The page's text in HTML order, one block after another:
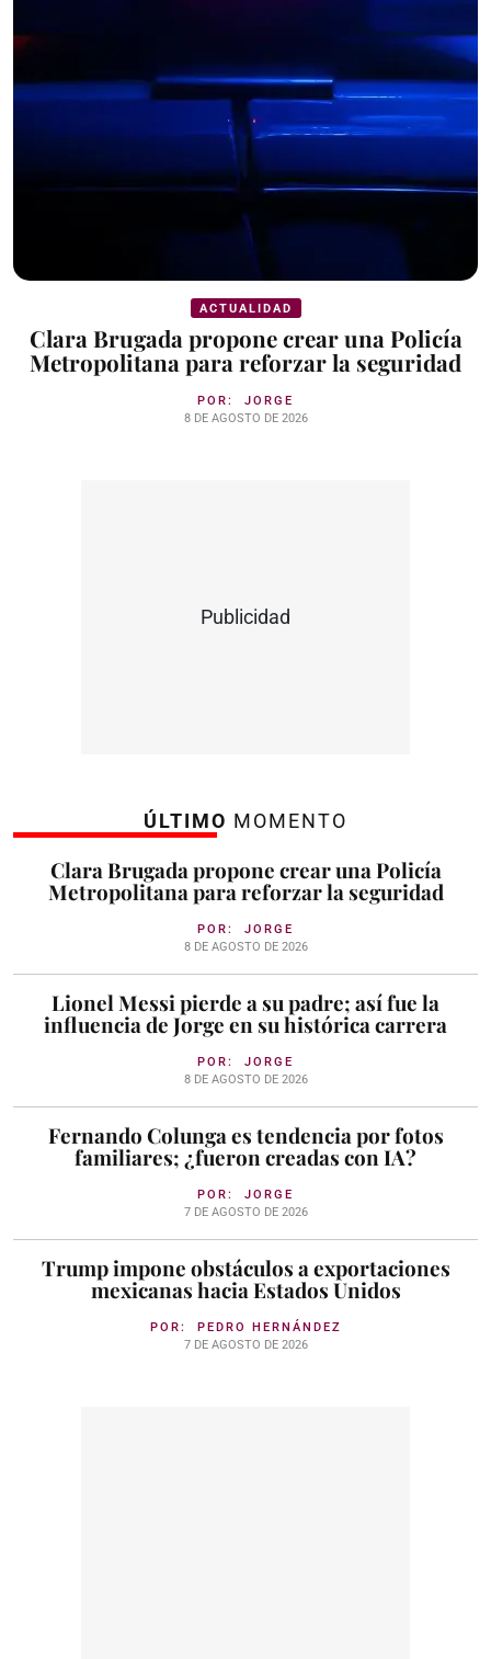
ACTUALIDAD
Clara Brugada propone crear una Policía
Metropolitana para reforzar la seguridad
POR: JORGE
8 DE AGOSTO DE 2026
Publicidad
ÚLTIMO MOMENTO
Clara Brugada propone crear una Policía
Metropolitana para reforzar la seguridad
POR: JORGE
8 DE AGOSTO DE 2026
Lionel Messi pierde a su padre; así fue la
influencia de Jorge en su histórica carrera
POR: JORGE
8 DE AGOSTO DE 2026
Fernando Colunga es tendencia por fotos
familiares; ¿fueron creadas con IA?
POR: JORGE
7 DE AGOSTO DE 2026
Trump impone obstáculos a exportaciones
mexicanas hacia Estados Unidos
POR: PEDRO HERNÁNDEZ
7 DE AGOSTO DE 2026